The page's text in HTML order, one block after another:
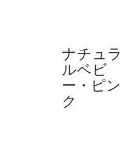
ナチュラ
ルベビ
ー・ピン
ク